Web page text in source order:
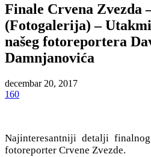
Finale Crvena Zvezda
(Fotogalerija) –
našeg fotoreportera
Damnjanovića
decembar 20, 2017
160
Najinteresantniji detalji
fotoreporter Crvene Zvezde.